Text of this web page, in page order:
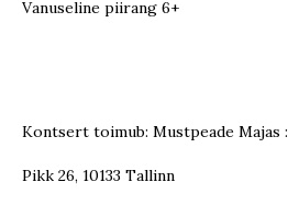
Vanuseline piirang 6+
Kontsert toimub: Mustpeade Majas :
Pikk 26, 10133 Tallinn